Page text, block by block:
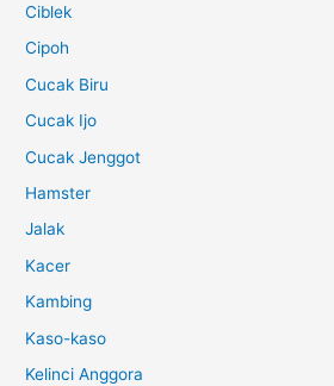
Ciblek
Cipoh
Cucak Biru
Cucak Ijo
Cucak Jenggot
Hamster
Jalak
Kacer
Kambing
Kaso-kaso
Kelinci Anggora